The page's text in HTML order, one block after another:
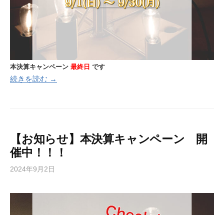
本決算キャンペーン 最終日 です
続きを読む →
【お知らせ】本決算キャンペーン 開
催中！！！
2024年9月2日